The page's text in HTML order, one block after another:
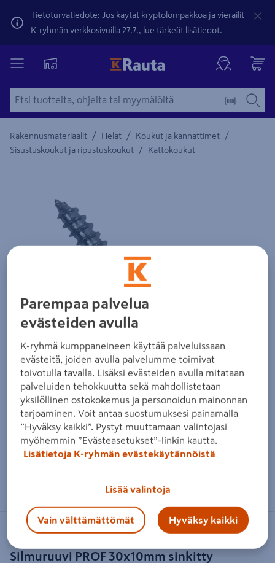
Tietoturvatiedote: Jos käytät kryptolompakkoa ja vierailit
K-ryhmän verkkosivuilla 27.7., lue tärkeät lisätiedot.
Rakennusmateriaalit / Helat / Koukut ja kannattimet /
Sisustuskoukut ja ripustuskoukut / Kattokoukut
Yksityiskohtainen kuvaus löytyy Tuotteen kuvaus -
Silmuruuvi PROF 30x10mm sinkitty
Parempaa palvelua
evästeiden avulla
K-ryhmä kumppaneineen käyttää palveluissaan
evästeitä, joiden avulla palvelumme toimivat
toivotulla tavalla. Lisäksi evästeiden avulla mitataan
palveluiden tehokkuutta sekä mahdollistetaan
yksilöllinen ostokokemus ja personoidun mainonnan
tarjoaminen. Voit antaa suostumuksesi painamalla
”Hyväksy kaikki”. Pystyt muuttamaan valintojasi
myöhemmin ”Evästeasetukset”-linkin kautta.
Lisätietoja K-ryhmän evästekäytännöistä
Lisää valintoja
Vain välttämättömät Hyväksy kaikki